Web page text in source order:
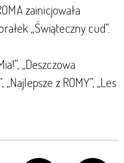
zainicjowała
„Świąteczny cud”.
„Deszczowa
z ROMY”, „Les